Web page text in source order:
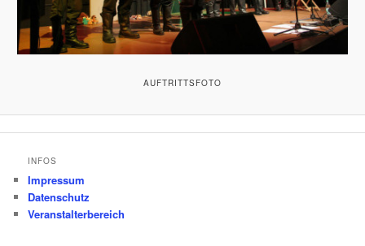
AUFTRITTSFOTO
INFOS
Impressum
Datenschutz
Veranstalterbereich